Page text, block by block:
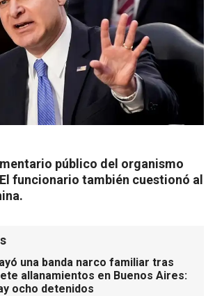
público del organismo
funcionario también cuestionó al
una banda narco familiar tras
allanamientos en Buenos Aires:
ocho detenidos